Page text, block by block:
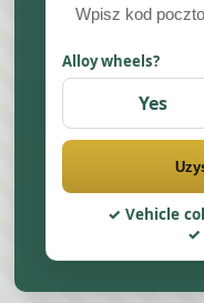
Alloy wheels?
Yes
Vehicle